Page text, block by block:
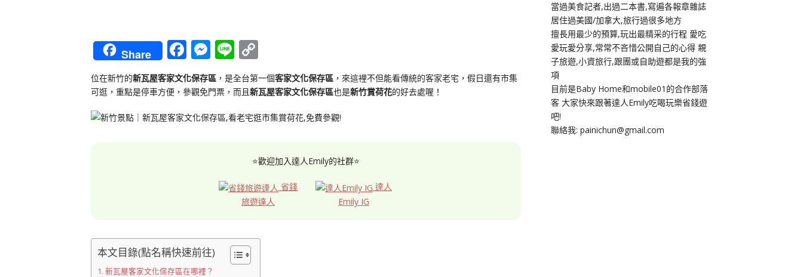
Share Facebook
Messenger
Line
Link
位在新竹的新瓦屋客家文化保存區 ，是全台第一個客家文化保存區 ，來這裡不但能看傳統的客家老宅，假日還有市集
可逛，重點是停車方便，參觀免門票，而且新瓦屋客家文化保存區也是新竹賞荷花的好去處喔！
⭐歡迎加入達人Emily的社群⭐
省錢
旅遊達人
達人
Emily IG
本文目錄(點名稱快速前往)
新瓦屋客家文化保存區在哪裡？
當過美食記者,出過二本書,寫遍各報章雜誌
居住過美國/加拿大,旅行過很多地方
擅長用最少的預算,玩出最精采的行程 愛吃
愛玩愛分享,常常不吝惜公開自己的心得 親
子旅遊,小資旅行,跟團或自助遊都是我的強
項
目前是Baby Home和mobile01的合作部落
客 大家快來跟著達人Emily吃喝玩樂省錢遊
吧!
聯絡我: painichun@gmail.com